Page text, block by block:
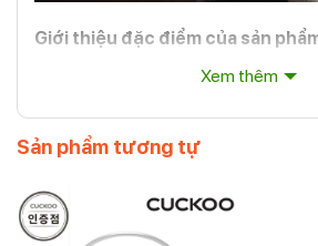
Giới thiệu đặc điểm của sản
Medisana EMS Body Trainer sử dụng
xung (Electrical Muscle Stimulation –
các cơ bắp trong cơ thể của bạn. Thiết
kích hoạt các cơ bắp. Quá trình này
hoàn máu, giảm mỡ thừa và tăng
Xem thêm
Sản phẩm tương tự